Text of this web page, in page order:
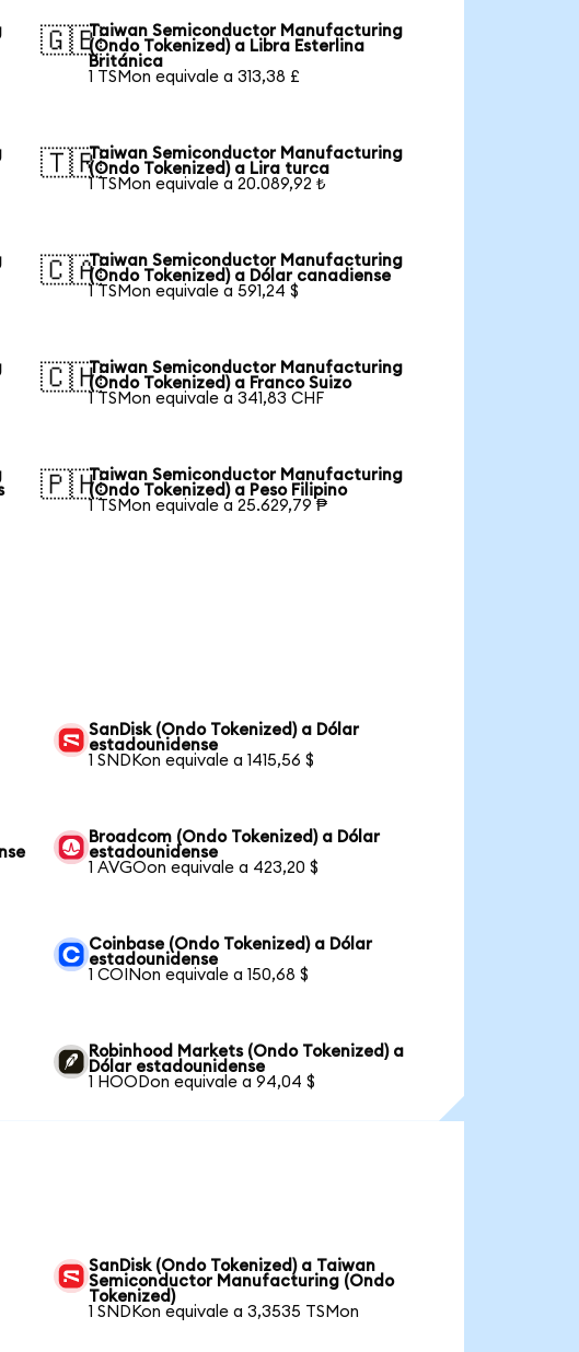
🇬🇧Taiwan Semiconductor Manufacturing
(Ondo Tokenized) a Libra Esterlina
Británica
1 TSMon equivale a 313,38 £
🇹🇷Taiwan Semiconductor Manufacturing
(Ondo Tokenized) a Lira turca
1 TSMon equivale a 20.089,92 ₺
🇨🇦Taiwan Semiconductor Manufacturing
(Ondo Tokenized) a Dólar canadiense
1 TSMon equivale a 591,24 $
🇨🇭Taiwan Semiconductor Manufacturing
(Ondo Tokenized) a Franco Suizo
1 TSMon equivale a 341,83 CHF
🇵🇭Taiwan Semiconductor Manufacturing
(Ondo Tokenized) a Peso Filipino
1 TSMon equivale a 25.629,79 ₱
SanDisk (Ondo Tokenized) a Dólar
estadounidense
1 SNDKon equivale a 1415,56 $
Broadcom (Ondo Tokenized) a Dólar
estadounidense
1 AVGOon equivale a 423,20 $
Coinbase (Ondo Tokenized) a Dólar
estadounidense
1 COINon equivale a 150,68 $
Robinhood Markets (Ondo Tokenized) a
Dólar estadounidense
1 HOODon equivale a 94,04 $
SanDisk (Ondo Tokenized) a Taiwan
Semiconductor Manufacturing (Ondo
Tokenized)
1 SNDKon equivale a 3,3535 TSMon